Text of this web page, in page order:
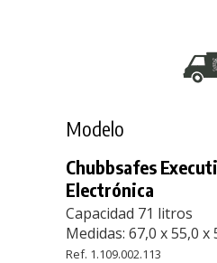
Modelo
Chubbsafes
Electrónica
Capacidad 71 litros
Medidas: 67,0 x 55,0 x
Ref. 1.109.002.113